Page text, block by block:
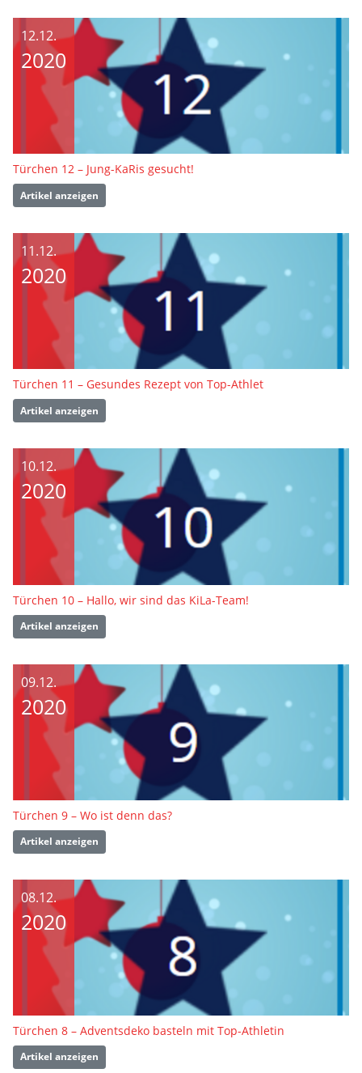
12.12.
2020
Türchen 12 – Jung-KaRis gesucht!
Artikel anzeigen
11.12.
2020
Türchen 11 – Gesundes Rezept von Top-Athlet
Artikel anzeigen
10.12.
2020
Türchen 10 – Hallo, wir sind das KiLa-Team!
Artikel anzeigen
09.12.
2020
Türchen 9 – Wo ist denn das?
Artikel anzeigen
08.12.
2020
Türchen 8 – Adventsdeko basteln mit Top-Athletin
Artikel anzeigen